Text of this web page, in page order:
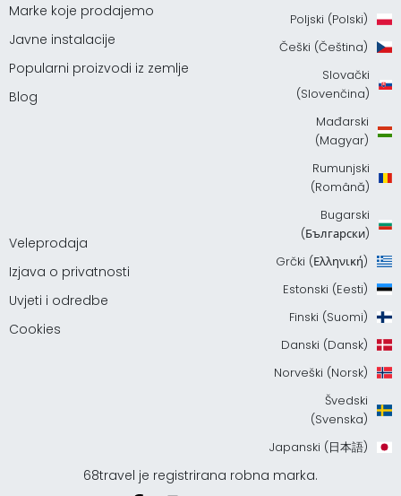
Marke koje prodajemo
Javne instalacije
Popularni proizvodi iz zemlje
Blog
Veleprodaja
Izjava o privatnosti
Uvjeti i odredbe
Cookies
Poljski (Polski)
Češki (Čeština)
Slovački
(Slovenčina)
Mađarski
(Magyar)
Rumunjski
(Română)
Bugarski
(Български)
Grčki (Ελληνική)
Estonski (Eesti)
Finski (Suomi)
Danski (Dansk)
Norveški (Norsk)
Švedski
(Svenska)
Japanski (日本語)
68travel je registrirana robna marka.